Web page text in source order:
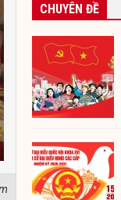
CHUYÊN ĐỀ